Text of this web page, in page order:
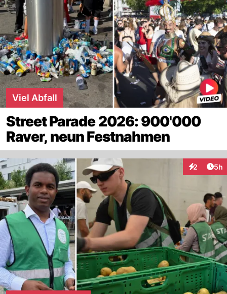
Viel Abfall
Street Parade 2026: 900'000
Raver, neun Festnahmen
2 5h